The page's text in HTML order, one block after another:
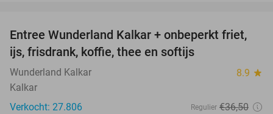
32%
Entree Wunderland Kalkar + onbeperkt friet,
ijs, frisdrank, koffie, thee en softijs
Wunderland Kalkar 8.9 star
Kalkar
Verkocht: 27.806
Regulier €36,50